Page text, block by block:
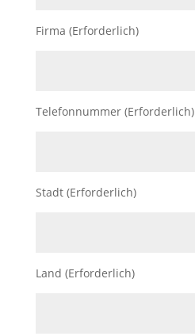
Firma (Erforderlich)
Telefonnummer (Erforderlich)
Stadt (Erforderlich)
Land (Erforderlich)